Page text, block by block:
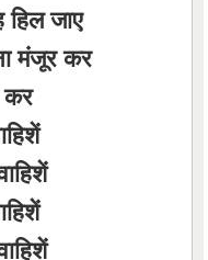
हिल जाए
मंजूर कर
कर